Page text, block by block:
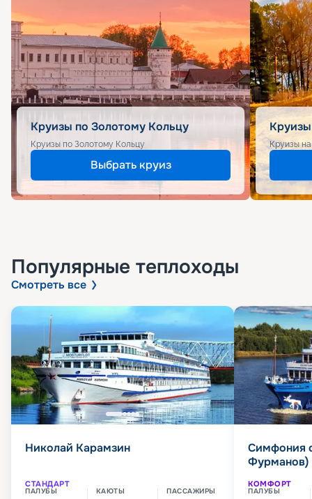
Круизы по Золотому Кольцу
Круизы по Золотому Кольцу
Выбрать круиз
Круизы
Популярные теплоходы
Смотреть все
Николай Карамзин
СТАНДАРТ
ПАЛУБЫ КАЮТЫ ПАССАЖИРЫ
Симфония
Фурманов)
КОМФОРТ
ПАЛУБЫ